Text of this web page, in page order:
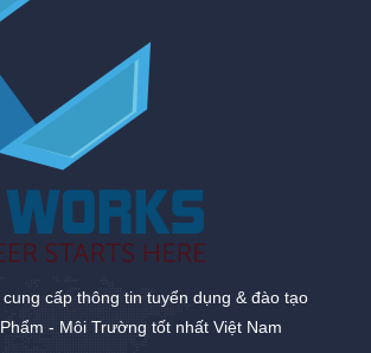
cấp thông tin tuyển dụng & đào tạo
- Môi Trường tốt nhất Việt Nam